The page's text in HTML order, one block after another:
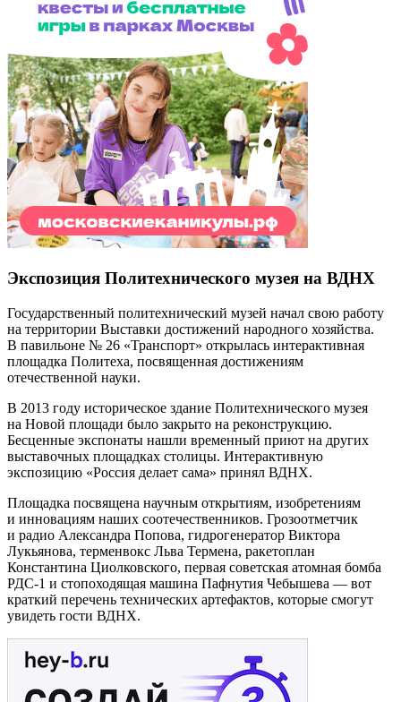
Экспозиция Политехнического музея на ВДНХ
Государственный политехнический музей начал свою работу
на территории Выставки достижений народного хозяйства.
В павильоне № 26 «Транспорт» открылась интерактивная
площадка Политеха, посвященная достижениям
отечественной науки.
В 2013 году историческое здание Политехнического музея
на Новой площади было закрыто на реконструкцию.
Бесценные экспонаты нашли временный приют на других
выставочных площадках столицы. Интерактивную
экспозицию «Россия делает сама» принял ВДНХ.
Площадка посвящена научным открытиям, изобретениям
и инновациям наших соотечественников. Грозоотметчик
и радио Александра Попова, гидрогенератор Виктора
Лукьянова, терменвокс Льва Термена, ракетоплан
Константина Циолковского, первая советская атомная бомба
РДС-1 и стопоходящая машина Пафнутия Чебышева — вот
краткий перечень технических артефактов, которые смогут
увидеть гости ВДНХ.